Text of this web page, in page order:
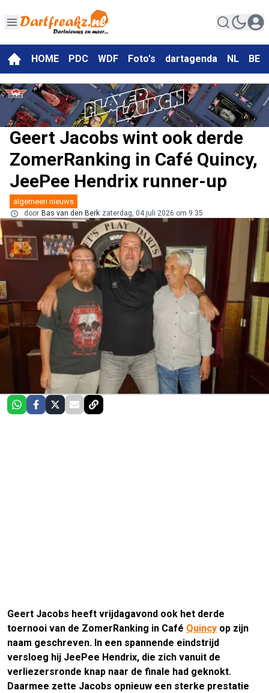
HOME PDC WDF Foto's dartagenda NL BE
Geert Jacobs wint ook derde
ZomerRanking in Café Quincy,
JeePee Hendrix runner-up
algemeen nieuws
door Bas van den Berk zaterdag, 04 juli 2026 om 9:35
Geert Jacobs heeft vrijdagavond ook het derde
toernooi van de ZomerRanking in Café Quincy op zijn
naam geschreven. In een spannende eindstrijd
versloeg hij JeePee Hendrix, die zich vanuit de
verliezersronde knap naar de finale had geknokt.
Daarmee zette Jacobs opnieuw een sterke prestatie